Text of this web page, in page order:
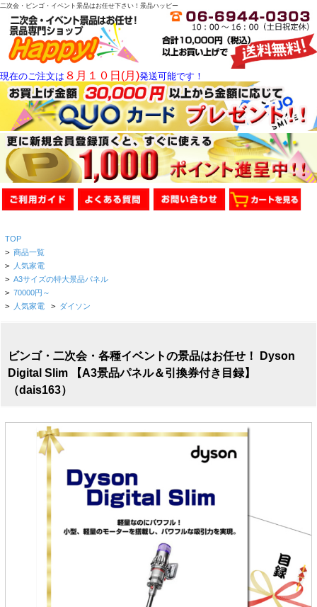
二次会・ビンゴ・イベント景品はお任せ下さい！景品ハッピー
現在のご注文は ８月１０日(月)発送可能です！
TOP
> 商品一覧
> 人気家電
> A3サイズの特大景品パネル
> 70000円～
> 人気家電 > ダイソン
ビンゴ・二次会・各種イベントの景品はお任せ！ Dyson
Digital Slim 【A3景品パネル＆引換券付き目録】
（dais163）